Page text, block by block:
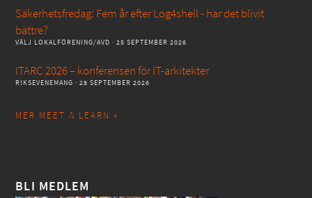
Säkerhetsfredag: Fem år efter Log4shell - har det blivit
bättre?
VÄLJ LOKALFÖRENING/AVD · 25 SEPTEMBER 2026
ITARC 2026 – konferensen för IT-arkitekter
RIKSEVENEMANG · 28 SEPTEMBER 2026
MER MEET & LEARN »
BLI MEDLEM